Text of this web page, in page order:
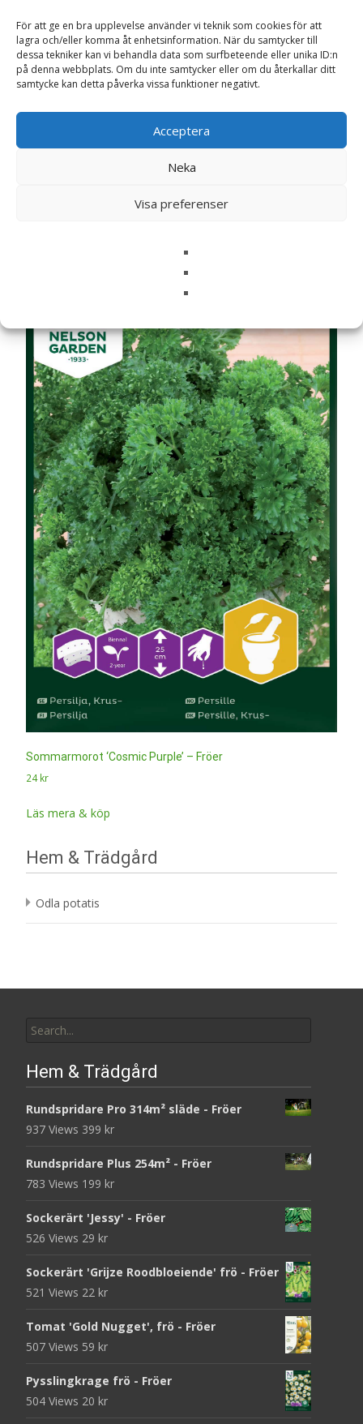
För att ge en bra upplevelse använder vi teknik som cookies för att
lagra och/eller komma åt enhetsinformation. När du samtycker till
dessa tekniker kan vi behandla data som surfbeteende eller unika ID:n
på denna webbplats. Om du inte samtycker eller om du återkallar ditt
samtycke kan detta påverka vissa funktioner negativt.
Acceptera
Neka
Visa preferenser
Spara mitt namn, min e-postadress och webbplats i
denna webbläsare till nästa gång jag skriver en
kommentar.
Relaterade produkter
Sommarmorot ‘Cosmic Purple’ – Fröer
24kr
Läs mera & köp
Hem & Trädgård
Odla potatis
for:
Hem & Trädgård
Rundspridare Pro 314m² släde - Fröer
937 Views 399 kr
Rundspridare Plus 254m² - Fröer
783 Views 199 kr
Sockerärt 'Jessy' - Fröer
526 Views 29 kr
Sockerärt 'Grijze Roodbloeiende' frö - Fröer
521 Views 22 kr
Tomat 'Gold Nugget', frö - Fröer
507 Views 59 kr
Pysslingkrage frö - Fröer
504 Views 20 kr